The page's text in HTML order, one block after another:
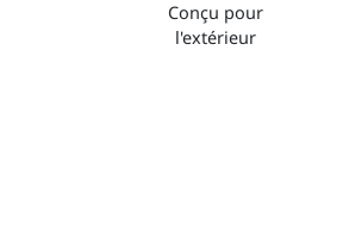
Conçu pour
l'extérieur